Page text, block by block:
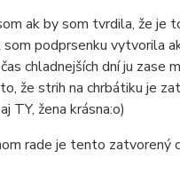
ak by som tvrdila, že je
podprsenku vytvorila
chladnejších dní ju zase
že strih na chrbátiku je
TY, žena krásna:o)
rade je tento zatvorený